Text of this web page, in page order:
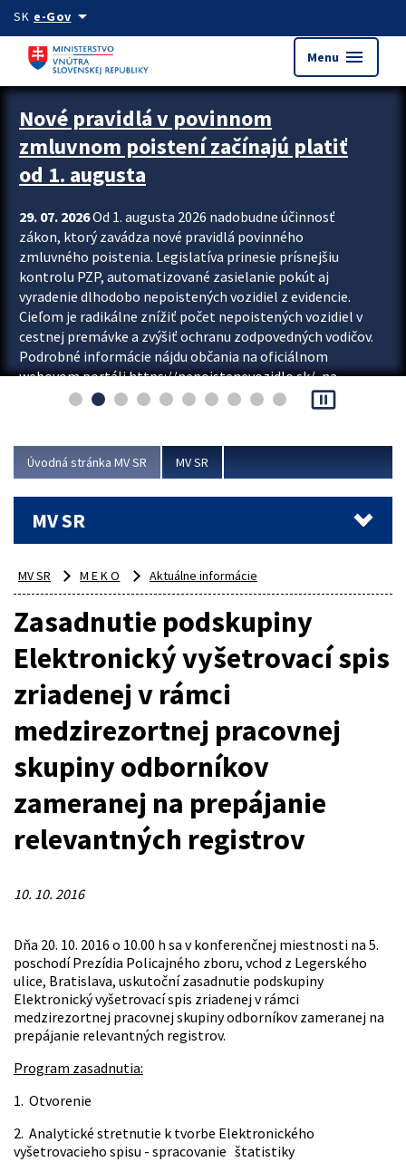
Preskocit na hlavný obsah
SK e-Govarrow_drop_down
Menu menu
Zastavit automatický posun upútavok
Nové pravidlá v povinnom
zmluvnom poistení začínajú platiť
od 1. augusta
29. 07. 2026Od 1. augusta 2026 nadobudne účinnosť
zákon, ktorý zavádza nové pravidlá povinného
zmluvného poistenia. Legislatíva prinesie prísnejšiu
kontrolu PZP, automatizované zasielanie pokút aj
vyradenie dlhodobo nepoistených vozidiel z evidencie.
Cieľom je radikálne znížiť počet nepoistených vozidiel v
cestnej premávke a zvýšiť ochranu zodpovedných vodičov.
Podrobné informácie nájdu občania na oficiálnom
webovom portáli https://nepoistenevozidlo.sk/, na
ktorom od augusta pribudne aj možnosť overiť si...
pause_presentation
Úvodná stránka MV SR MV SR
MV SR
MV SR M E K O Aktuálne informácie
Zasadnutie podskupiny
Elektronický vyšetrovací spis
zriadenej v rámci
medzirezortnej pracovnej
skupiny odborníkov
zameranej na prepájanie
relevantných registrov
10. 10. 2016
Dňa 20. 10. 2016 o 10.00 h sa v konferenčnej miestnosti na 5.
poschodí Prezídia Policajného zboru, vchod z Legerského
ulice, Bratislava, uskutoční zasadnutie podskupiny
Elektronický vyšetrovací spis zriadenej v rámci
medzirezortnej pracovnej skupiny odborníkov zameranej na
prepájanie relevantných registrov.
Program zasadnutia:
1. Otvorenie
2. Analytické stretnutie k tvorbe Elektronického
vyšetrovacieho spisu - spracovanie štatistiky